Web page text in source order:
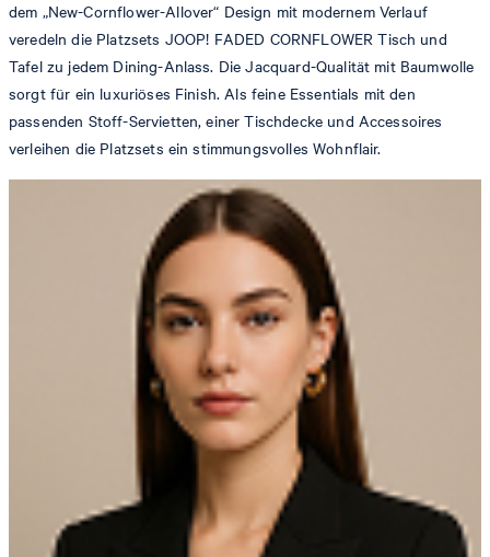
dem „New-Cornflower-Allover“ Design mit modernem Verlauf
veredeln die Platzsets JOOP! FADED CORNFLOWER Tisch und
Tafel zu jedem Dining-Anlass. Die Jacquard-Qualität mit Baumwolle
sorgt für ein luxuriöses Finish. Als feine Essentials mit den
passenden Stoff-Servietten, einer Tischdecke und Accessoires
verleihen die Platzsets ein stimmungsvolles Wohnflair.